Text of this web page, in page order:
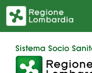
Salta al contenuto principale